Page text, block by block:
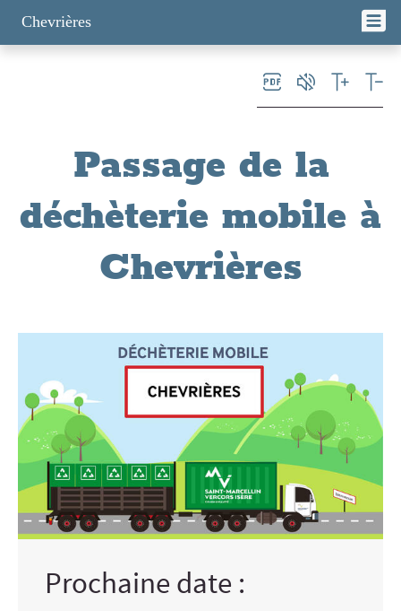
Chevrières
Passage de la
déchèterie mobile à
Chevrières
Prochaine date :